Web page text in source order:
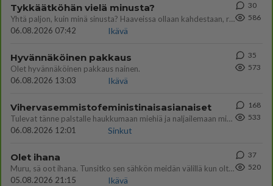
Tykkäätköhän vielä minusta?
Yhtä paljon, kuin minä sinusta? Haaveissa ollaan kahdestaan, rauhassa ja lähennytään fyysisesti ja tutustutaan syvemmin
06.08.2026 07:42
Ikävä
30
586
Hyvännäköinen pakkaus
Olet hyvännäköinen pakkaus nainen.
06.08.2026 13:03
Ikävä
35
573
Vihervasemmistofeministinaisasianaiset
Tulevat tänne palstalle haukkumaan miehiä ja naljailemaan miehelle, kehuvat olevansa heitä parempia. Itse asuvat MIEHE
06.08.2026 12:01
Sinkut
168
533
Olet ihana
Muru, sä oot ihana. Tunsitko sen sähkön meidän välillä kun oltiin ihan låhekkäin? 👩‍❤️‍👩❤️😼😘
05.08.2026 21:15
Ikävä
37
520